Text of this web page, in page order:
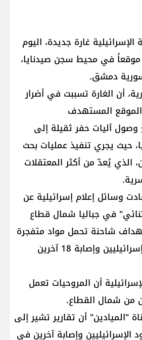
غارة جديدة، اليوم
موقعاً في محيط سجن صيدنايا،
دمشق.
أن الغارة تسببت في أضرار
المستهدف
وصول آليات حفر ثقيلة إلى
حيث يجري تنفيذ عمليات بحث
الذي يُعدّ من أكثر المعتقلات
وسائل إعلام إسرائيلية عن
في جباليا شمال قطاع
شاحنة تحمل مواد متفجرة
إلى مقتل 3 جنود إسرائيليين وإصابة 18 آخرين
أن المروحيات تعمل
من شمال القطاع.
"الميادين" أن تقارير تشير إلى
الإسرائيليين وإصابة آخرين في